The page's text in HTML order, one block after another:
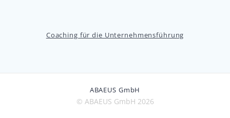
Coaching für die Unternehmensführung
ABAEUS GmbH
© ABAEUS GmbH 2026